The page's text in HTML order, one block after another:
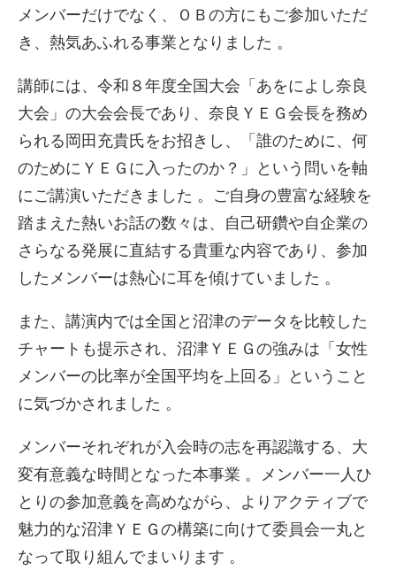
メンバーだけでなく、ＯＢの方にもご参加いただ
き、熱気あふれる事業となりました 。
講師には、令和８年度全国大会「あをによし奈良
大会」の大会会長であり、奈良ＹＥＧ会長を務め
られる岡田充貴氏をお招きし、「誰のために、何
のためにＹＥＧに入ったのか？」という問いを軸
にご講演いただきました 。ご自身の豊富な経験を
踏まえた熱いお話の数々は、自己研鑽や自企業の
さらなる発展に直結する貴重な内容であり、参加
したメンバーは熱心に耳を傾けていました 。
また、講演内では全国と沼津のデータを比較した
チャートも提示され、沼津ＹＥＧの強みは「女性
メンバーの比率が全国平均を上回る」ということ
に気づかされました 。
メンバーそれぞれが入会時の志を再認識する、大
変有意義な時間となった本事業 。メンバー一人ひ
とりの参加意義を高めながら、よりアクティブで
魅力的な沼津ＹＥＧの構築に向けて委員会一丸と
なって取り組んでまいります 。